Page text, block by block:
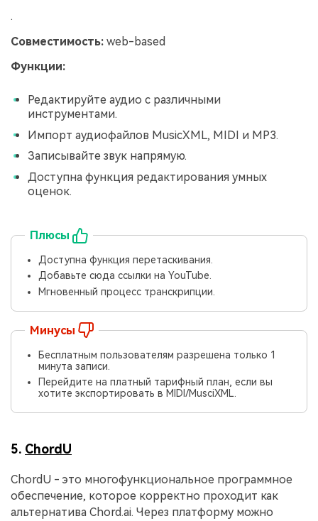
.
Совместимость: web-based
Функции:
Редактируйте аудио с различными
инструментами.
Импорт аудиофайлов MusicXML, MIDI и MP3.
Записывайте звук напрямую.
Доступна функция редактирования умных
оценок.
Плюсы
Доступна функция перетаскивания.
Добавьте сюда ссылки на YouTube.
Мгновенный процесс транскрипции.
Минусы
Бесплатным пользователям разрешена только 1
минута записи.
Перейдите на платный тарифный план, если вы
хотите экспортировать в MIDI/MusciXML.
5. ChordU
ChordU - это многофункциональное программное
обеспечение, которое корректно проходит как
альтернатива Chord.ai. Через платформу можно